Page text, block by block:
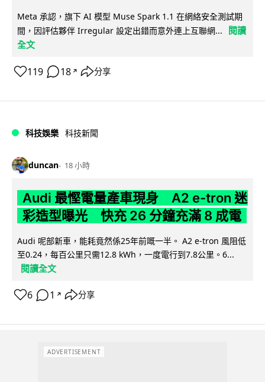
Meta 承認，旗下 AI 模型 Muse Spark 1.1 在網絡安全測試期
間，因評估夥伴 Irregular 設定出錯而意外連上互聯網...
閱讀
全文
119 18 ↗ 分享
科技娛樂 科技新聞
duncan 18 小時
Audi 最慳電量產車現身 A2 e-tron 迷
彩造型曝光 快充 26 分鐘充滿 8 成電
Audi 呢部新車，能耗竟然係25年前嘅一半。 A2 e-tron 風阻低
至0.24，每百公里只需12.8 kWh，一度電行到7.8公里。6...
閱讀全文
6 1 ↗ 分享
ADVERTISEMENT